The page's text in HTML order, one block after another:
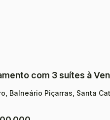
Balneário Piçarras, Santa